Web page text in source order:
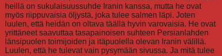
heillä on sukulaisuussuhde Iranin kanssa, mutta he ovat
myös riippuvaisia öljystä, joka tulee salmen läpi. Joten
luulen, että heidän on oltava täällä hyvin varovaisia. He ovat
yrittäneet saavuttaa tasapainoisen suhteen Persianlahden
länsipuolen toimijoiden ja itäpuolella olevan Iranin välillä.
Luulen, että he tulevat vain pysymään sivussa. Ja mitä tulee